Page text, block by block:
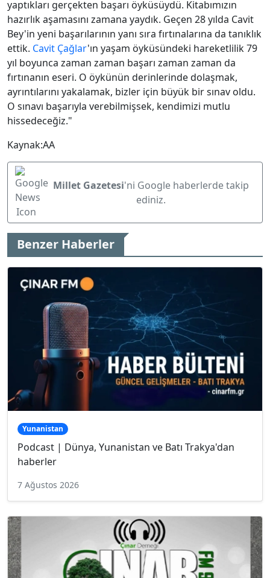
yaptıkları gerçekten başarı öyküsüydü. Kitabımızın
hazırlık aşamasını zamana yaydık. Geçen 28 yılda Cavit
Bey'in yeni başarılarının yanı sıra fırtınalarına da tanıklık
ettik. Cavit Çağlar'ın yaşam öyküsündeki hareketlilik 79
yıl boyunca zaman zaman başarı zaman zaman da
fırtınanın eseri. O öykünün derinlerinde dolaşmak,
ayrıntılarını yakalamak, bizler için büyük bir sınav oldu.
O sınavı başarıyla verebilmişsek, kendimizi mutlu
hissedeceğiz."
Kaynak:AA
Millet Gazetesi'ni Google haberlerde takip
ediniz.
Benzer Haberler
Yunanistan
Podcast | Dünya, Yunanistan ve Batı Trakya'dan
haberler
7 Ağustos 2026